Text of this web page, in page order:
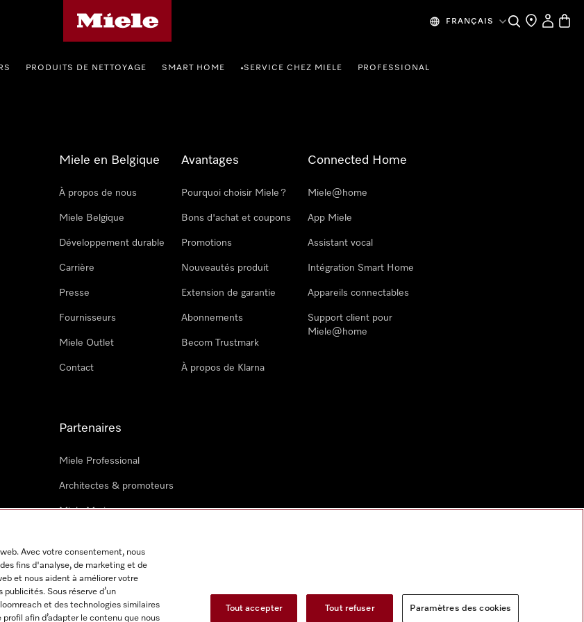
FRANÇAIS SearchFind a store
My
PRODUITS DE NETTOYAGE SMART HOME •SERVICE CHEZ MIELE PROFESSIONAL
Miele en Belgique
À propos de nous
Miele Belgique
Développement durable
Carrière
Presse
Fournisseurs
Miele Outlet
Contact
Avantages
Pourquoi choisir Miele ?
Bons d'achat et coupons
Promotions
Nouveautés produit
Extension de garantie
Abonnements
Becom Trustmark
À propos de Klarna
Connected Home
Miele@home
App Miele
Assistant vocal
Intégration Smart Home
Appareils connectables
Support client pour
Miele@home
Partenaires
Miele Professional
Architectes & promoteurs
Miele Marine
Avec votre consentement, nous
fins d'analyse, de marketing et de
et nous aident à améliorer votre
Sous réserve d’un
et des technologies similaires
afin d’adapter le contenu que nous
Tout accepter Tout refuser Paramètres des cookies